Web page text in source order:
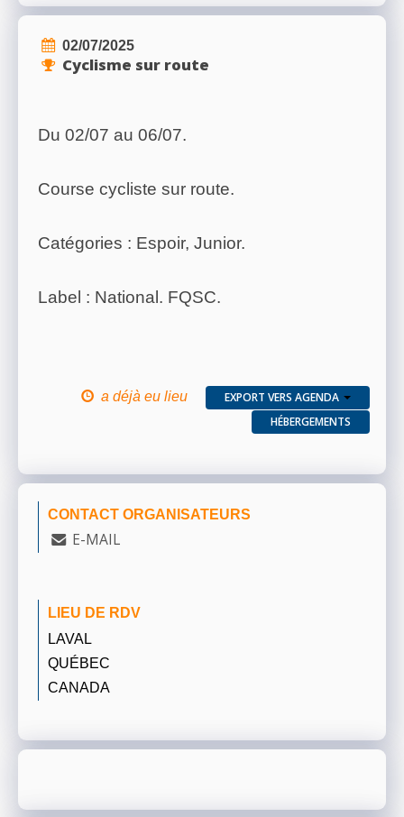
02/07/2025
Cyclisme sur route
Du 02/07 au 06/07.
Course cycliste sur route.
Catégories : Espoir, Junior.
Label : National. FQSC.
a déjà eu lieu
EXPORT VERS AGENDA
HÉBERGEMENTS
CONTACT ORGANISATEURS
E-MAIL
LIEU DE RDV
LAVAL
QUÉBEC
CANADA